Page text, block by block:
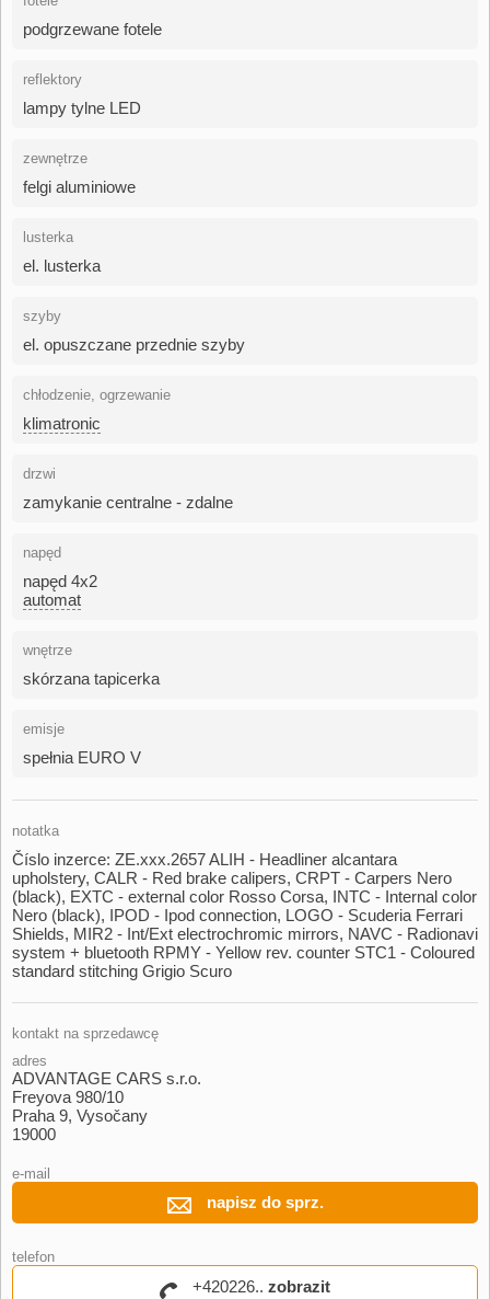
podgrzewane fotele
reflektory
lampy tylne LED
zewnętrze
felgi aluminiowe
lusterka
el. lusterka
szyby
el. opuszczane przednie szyby
chłodzenie, ogrzewanie
klimatronic
drzwi
zamykanie centralne - zdalne
napęd
napęd 4x2
automat
wnętrze
skórzana tapicerka
emisje
spełnia EURO V
notatka
Číslo inzerce: ZE.xxx.2657 ALIH ​- Headliner alcantara
upholstery,​ CALR ​- Red brake calipers,​ CRPT ​- Carpers Nero
(black),​ EXTC ​- external color Rosso Corsa,​ INTC ​- Internal color
Nero (black),​ IPOD ​- Ipod connection,​ LOGO ​- Scuderia Ferrari
Shields,​ MIR2 ​- Int/Ext electrochromic mirrors,​ NAVC ​- Radionavi
system ​+ bluetooth RPMY ​- Yellow rev. counter STC1 ​- Coloured
standard stitching Grigio Scuro
kontakt na sprzedawcę
adres
ADVANTAGE CARS s.r.o.
Freyova 980/10
Praha 9, Vysočany
19000
e-mail
napisz do sprz.
telefon
+420226.. zobrazit